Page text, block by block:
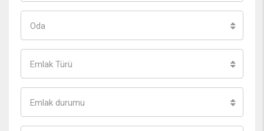
Oda
Emlak Türü
Emlak durumu